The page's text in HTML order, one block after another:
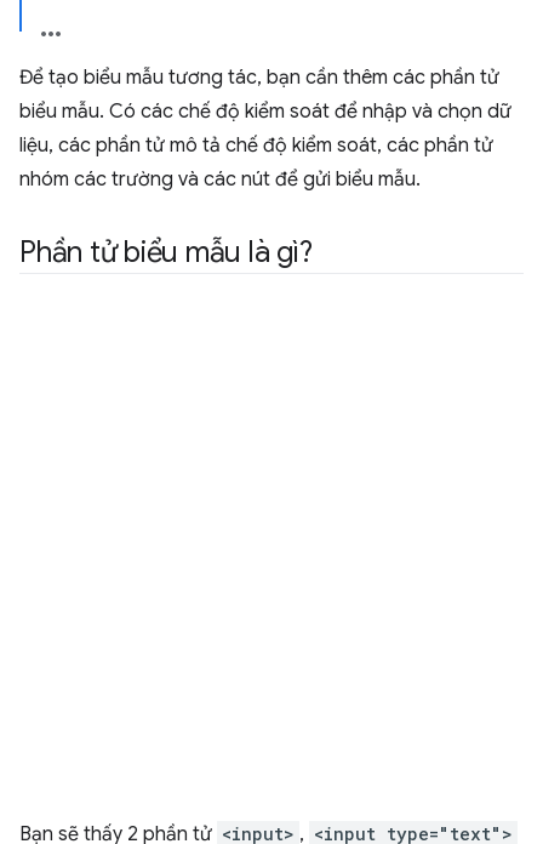
Để tạo biểu mẫu tương tác, bạn cần thêm các phần tử
biểu mẫu. Có các chế độ kiểm soát để nhập và chọn dữ
liệu, các phần tử mô tả chế độ kiểm soát, các phần tử
nhóm các trường và các nút để gửi biểu mẫu.
Phần tử biểu mẫu là gì?
Bạn sẽ thấy 2 phần tử <input> , <input type="text">